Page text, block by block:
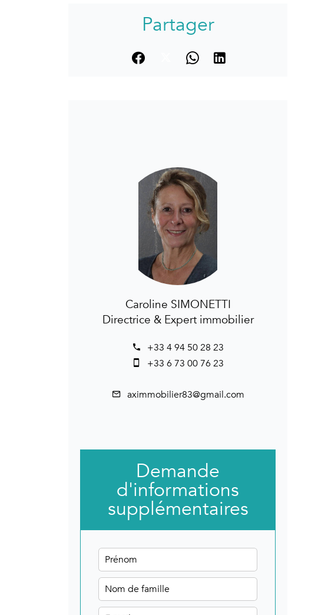
Partager
Caroline SIMONETTI
Directrice & Expert immobilier
+33 4 94 50 28 23
+33 6 73 00 76 23
aximmobilier83@gmail.com
Demande
d'informations
supplémentaires